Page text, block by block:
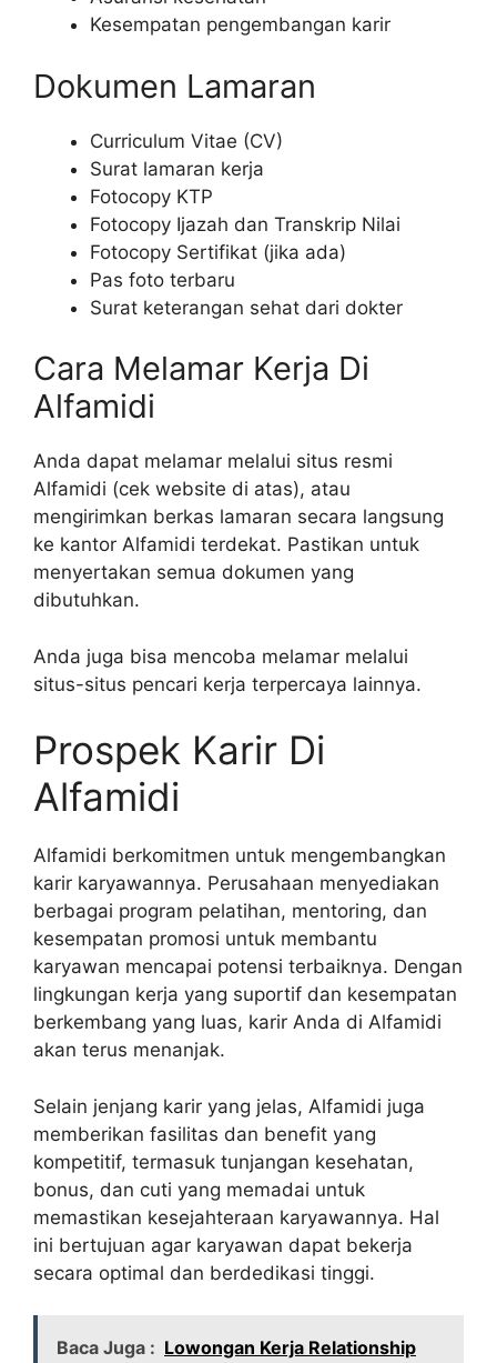
Kesempatan pengembangan karir
Dokumen Lamaran
Curriculum Vitae (CV)
Surat lamaran kerja
Fotocopy KTP
Fotocopy Ijazah dan Transkrip Nilai
Fotocopy Sertifikat (jika ada)
Pas foto terbaru
Surat keterangan sehat dari dokter
Cara Melamar Kerja Di
Alfamidi
Anda dapat melamar melalui situs resmi
Alfamidi (cek website di atas), atau
mengirimkan berkas lamaran secara langsung
ke kantor Alfamidi terdekat. Pastikan untuk
menyertakan semua dokumen yang
dibutuhkan.
Anda juga bisa mencoba melamar melalui
situs-situs pencari kerja terpercaya lainnya.
Prospek Karir Di
Alfamidi
Alfamidi berkomitmen untuk mengembangkan
karir karyawannya. Perusahaan menyediakan
berbagai program pelatihan, mentoring, dan
kesempatan promosi untuk membantu
karyawan mencapai potensi terbaiknya. Dengan
lingkungan kerja yang suportif dan kesempatan
berkembang yang luas, karir Anda di Alfamidi
akan terus menanjak.
Selain jenjang karir yang jelas, Alfamidi juga
memberikan fasilitas dan benefit yang
kompetitif, termasuk tunjangan kesehatan,
bonus, dan cuti yang memadai untuk
memastikan kesejahteraan karyawannya. Hal
ini bertujuan agar karyawan dapat bekerja
secara optimal dan berdedikasi tinggi.
Baca Juga : Lowongan Kerja Relationship